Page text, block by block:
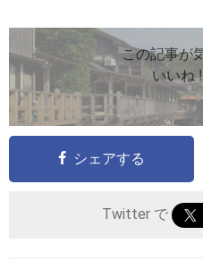
この記事が
いいね
シェアする
Twitter で